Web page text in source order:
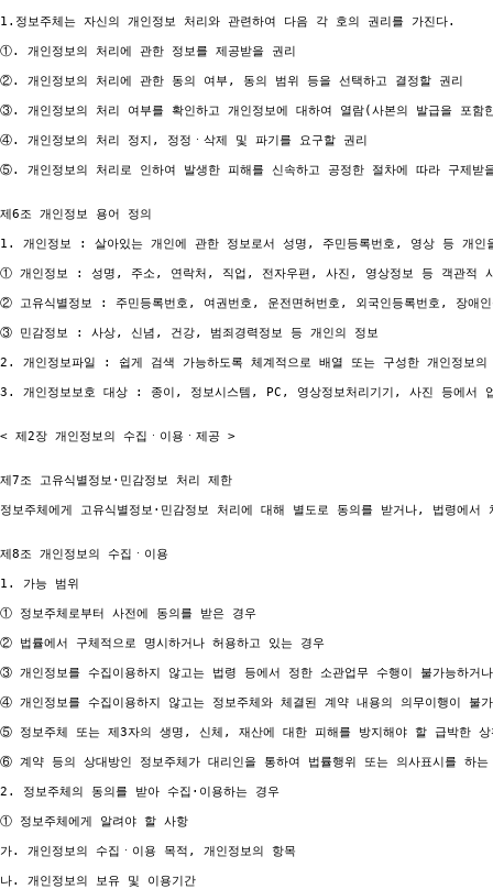
1.정보주체는 자신의 개인정보 처리와 관련하여 다음 각 호의 권리를 가진다.
①. 개인정보의 처리에 관한 정보를 제공받을 권리
②. 개인정보의 처리에 관한 동의 여부, 동의 범위 등을 선택하고 결정할 권리
③. 개인정보의 처리 여부를 확인하고 개인정보에 대하여 열람(사본의 발급을 포함
④. 개인정보의 처리 정지, 정정ㆍ삭제 및 파기를 요구할 권리
⑤. 개인정보의 처리로 인하여 발생한 피해를 신속하고 공정한 절차에 따라 구제받
제6조 개인정보 용어 정의
1. 개인정보 : 살아있는 개인에 관한 정보로서 성명, 주민등록번호, 영상 등 개
① 개인정보 : 성명, 주소, 연락처, 직업, 전자우편, 사진, 영상정보 등 객관적 사
② 고유식별정보 : 주민등록번호, 여권번호, 운전면허번호, 외국인등록번호, 장애
③ 민감정보 : 사상, 신념, 건강, 범죄경력정보 등 개인의 정보
2. 개인정보파일 : 쉽게 검색 가능하도록 체계적으로 배열 또는 구성한 개인정보의
3. 개인정보보호 대상 : 종이, 정보시스템, PC, 영상정보처리기기, 사진 등에서
< 제2장 개인정보의 수집ㆍ이용ㆍ제공 >
제7조 고유식별정보·민감정보 처리 제한
정보주체에게 고유식별정보·민감정보 처리에 대해 별도로 동의를 받거나, 법령에
제8조 개인정보의 수집ㆍ이용
1. 가능 범위
① 정보주체로부터 사전에 동의를 받은 경우
② 법률에서 구체적으로 명시하거나 허용하고 있는 경우
③ 개인정보를 수집이용하지 않고는 법령 등에서 정한 소관업무 수행이 불가능하거
④ 개인정보를 수집이용하지 않고는 정보주체와 체결된 계약 내용의 의무이행이 불
⑤ 정보주체 또는 제3자의 생명, 신체, 재산에 대한 피해를 방지해야 할 급박한
⑥ 계약 등의 상대방인 정보주체가 대리인을 통하여 법률행위 또는 의사표시를 하
2. 정보주체의 동의를 받아 수집·이용하는 경우
① 정보주체에게 알려야 할 사항
가. 개인정보의 수집ㆍ이용 목적, 개인정보의 항목
나. 개인정보의 보유 및 이용기간